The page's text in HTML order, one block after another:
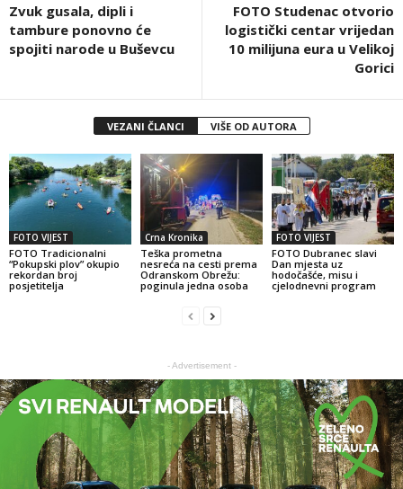
Zvuk gusala, dipli i
tambure ponovno će
spojiti narode u Buševcu
FOTO Studenac otvorio
logistički centar vrijedan
10 milijuna eura u Velikoj
Gorici
VEZANI ČLANCI VIŠE OD AUTORA
FOTO VIJEST
FOTO Tradicionalni
“Pokupski plov” okupio
rekordan broj
posjetitelja
Crna Kronika
Teška prometna
nesreća na cesti prema
Odranskom Obrežu:
poginula jedna osoba
FOTO VIJEST
FOTO Dubranec slavi
Dan mjesta uz
hodočašće, misu i
cjelodnevni program
- Advertisement -